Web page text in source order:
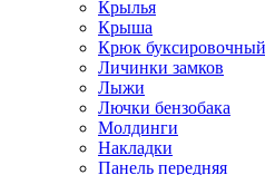
Крылья
Крыша
Крюк буксировочный
Личинки замков
Лыжи
Лючки бензобака
Молдинги
Накладки
Панель передняя